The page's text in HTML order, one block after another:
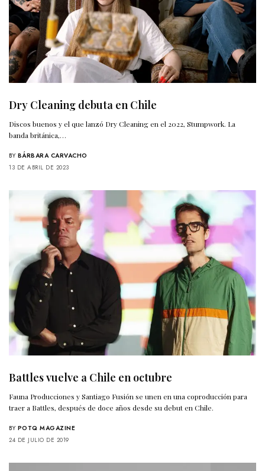
Dry Cleaning debuta en Chile
Discos buenos y el que lanzó Dry Cleaning en el 2022, Stumpwork. La
banda británica,…
BY BÁRBARA CARVACHO
13 DE ABRIL DE 2023
Battles vuelve a Chile en octubre
Fauna Producciones y Santiago Fusión se unen en una coproducción para
traer a Battles, después de doce años desde su debut en Chile.
BY POTQ MAGAZINE
24 DE JULIO DE 2019